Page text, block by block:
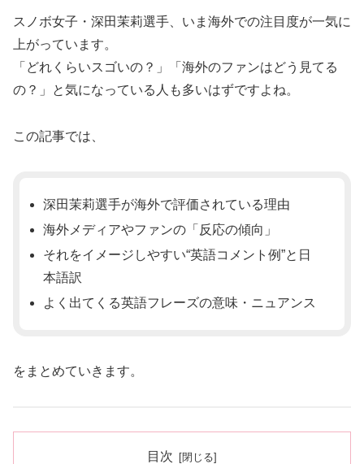
スノボ女子・深田茉莉選手、いま海外での注目度が一気に
上がっています。
「どれくらいスゴいの？」「海外のファンはどう見てる
の？」と気になっている人も多いはずですよね。
この記事では、
深田茉莉選手が海外で評価されている理由
海外メディアやファンの「反応の傾向」
それをイメージしやすい“英語コメント例”と日
本語訳
よく出てくる英語フレーズの意味・ニュアンス
をまとめていきます。
目次